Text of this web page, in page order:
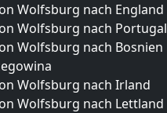
Wolfsburg nach England
Wolfsburg nach Portugal
Wolfsburg nach Bosnien
Wolfsburg nach Irland
Wolfsburg nach Lettland